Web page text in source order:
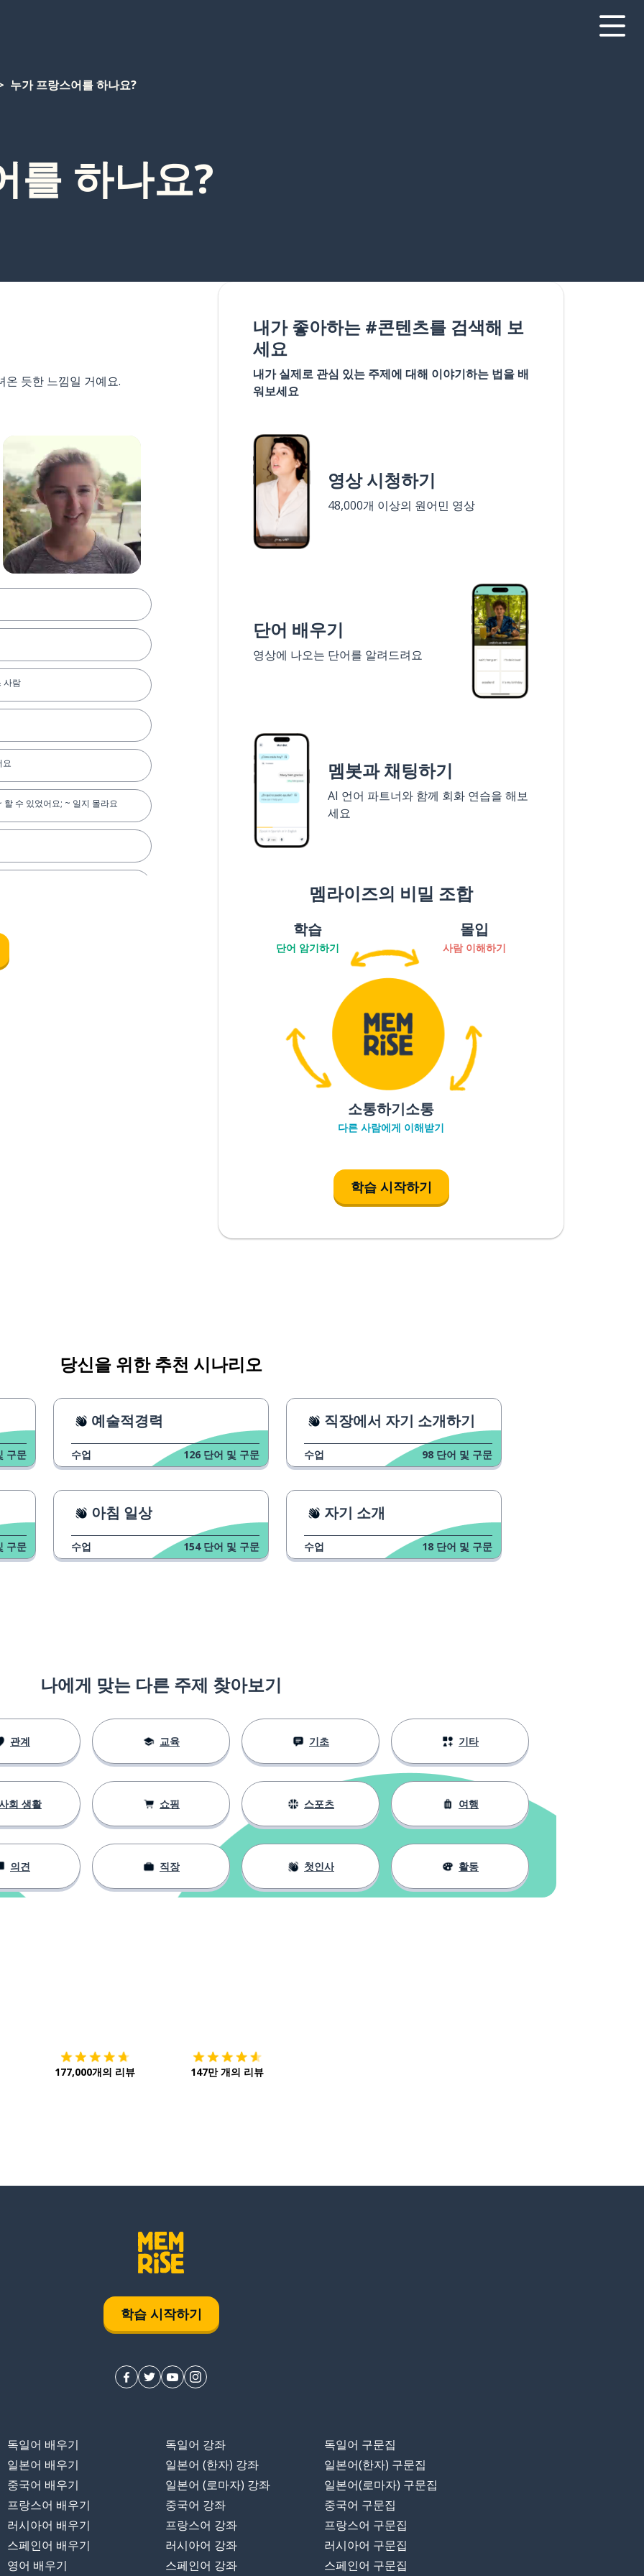
누가 프랑스어를 하나요?
를 하나요?
온 듯한 느낌일 거예요.
사람
요
할 수 있었어요; ~ 일지 몰라요
내가 좋아하는 #콘텐츠를 검색해 보
세요
내가 실제로 관심 있는 주제에 대해 이야기하는 법을 배
워보세요
영상 시청하기
48,000개 이상의 원어민 영상
단어 배우기
영상에 나오는 단어를 알려드려요
멤봇과 채팅하기
AI 언어 파트너와 함께 회화 연습을 해보
세요
멤라이즈의 비밀 조합
학습
단어 암기하기
몰입
사람 이해하기
소통하기소통
다른 사람에게 이해받기
학습 시작하기
당신을 위한 추천 시나리오
구문
예술적경력
수업 126 단어 및 구문
직장에서 자기 소개하기
수업 98 단어 및 구문
구문
아침 일상
수업 154 단어 및 구문
자기 소개
수업 18 단어 및 구문
나에게 맞는 다른 주제 찾아보기
관계 교육 기초 기타
회 생활 쇼핑 스포츠 여행
의견 직장 첫인사 활동
177,000개의 리뷰 147만 개의 리뷰
학습 시작하기
독일어 배우기
일본어 배우기
중국어 배우기
프랑스어 배우기
러시아어 배우기
스페인어 배우기
영어 배우기
독일어 강좌
일본어 (한자) 강좌
일본어 (로마자) 강좌
중국어 강좌
프랑스어 강좌
러시아어 강좌
스페인어 강좌
독일어 구문집
일본어(한자) 구문집
일본어(로마자) 구문집
중국어 구문집
프랑스어 구문집
러시아어 구문집
스페인어 구문집